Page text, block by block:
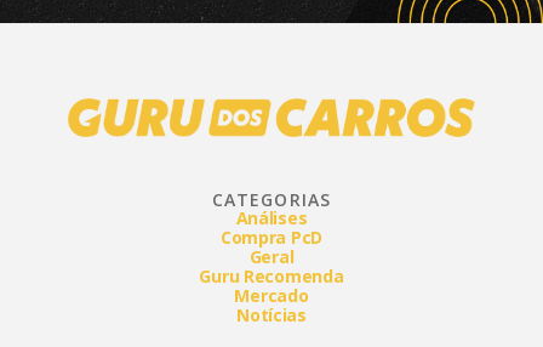
CATEGORIAS
Análises
Compra PcD
Geral
Guru Recomenda
Mercado
Notícias